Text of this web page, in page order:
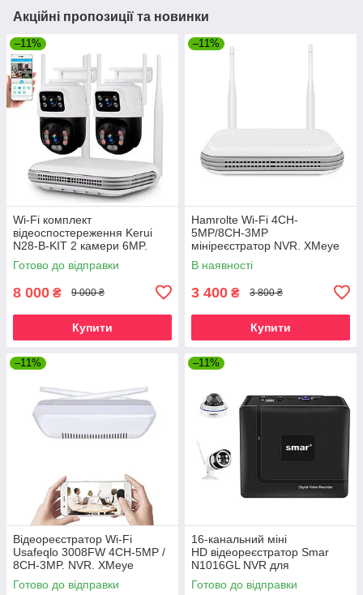
Акційні пропозиції та новинки
–11%
Wi-Fi комплект
відеоспостереження Kerui
N28-B-KIT 2 камери 6MP.
iCSee/XMeye
Готово до відправки
8 000 ₴ 9 000 ₴
Купити
–11%
Hamrolte Wi-Fi 4CH-
5MP/8CH-3MP
мініреєстратор NVR. XMeye
В наявності
3 400 ₴ 3 800 ₴
Купити
–11%
Відеореєстратор Wi-Fi
Usafeqlo 3008FW 4CH-5MP /
8CH-3MP. NVR. XMeye
Готово до відправки
–11%
16-канальний міні
HD відеореєстратор Smar
N1016GL NVR для
4K/5MP/4MP/3MP/1080P IP
камер спостереження.
Готово до відправки